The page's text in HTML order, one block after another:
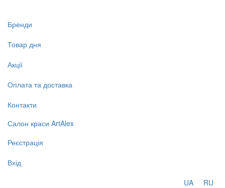
Бренди
Товар дня
Акції
Оплата та доставка
Контакти
Салон краси ArtAlex
Реєстрація
Вхід
UA RU